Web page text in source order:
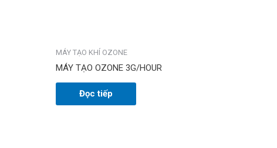
MÁY TẠO KHÍ OZONE
MÁY TẠO OZONE 3G/HOUR
Đọc tiếp